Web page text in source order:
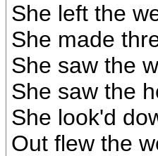
She left the
She made
She saw the
She saw the
She look'd
Out flew the